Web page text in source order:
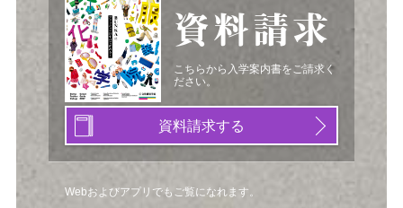
資料請求
こちらから入学案内書をご請求く
ださい。
資料請求する
Webおよびアプリでもご覧になれます。